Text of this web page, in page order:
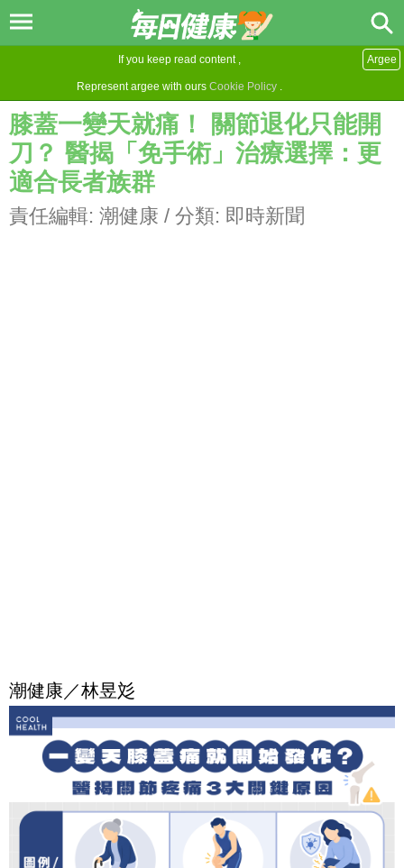
If you keep read content ,
Represent argee with ours Cookie Policy .
Argee
膝蓋一變天就痛！ 關節退化只能開
刀？ 醫揭「免手術」治療選擇：更
適合長者族群
責任編輯: 潮健康 / 分類: 即時新聞
潮健康／林昱彣